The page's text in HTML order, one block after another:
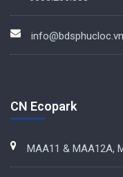
info@bdsphucloc.vn
CN Ecopark
MAA11 & MAA12A,